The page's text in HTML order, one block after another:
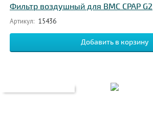
Фильтр воздушный для BMC CPAP G2
Артикул: 15436